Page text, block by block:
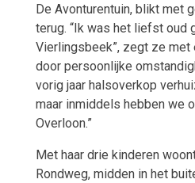
De Avonturentuin, blikt met
terug. “Ik was het liefst oud
Vierlingsbeek”, zegt ze met
door persoonlijke
vorig jaar halsoverkop
maar inmiddels hebben we
Overloon.”
Met haar drie kinderen
Rondweg, midden in het